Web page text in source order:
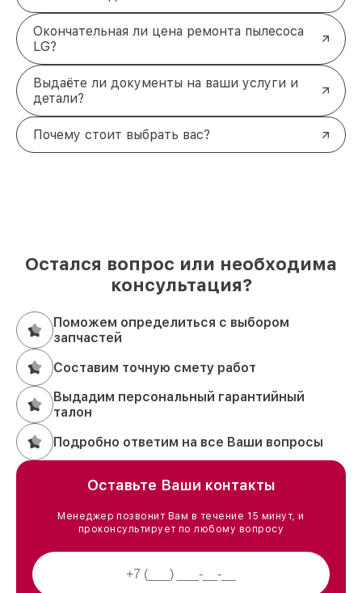
Окончательная ли цена ремонта пылесоса
LG?
Выдаёте ли документы на ваши услуги и
детали?
Почему стоит выбрать вас?
Остался вопрос или необходима
консультация?
Поможем определиться с выбором
запчастей
Составим точную смету работ
Выдадим персональный гарантийный
талон
Подробно ответим на все Ваши вопросы
Оставьте Ваши контакты
Менеджер позвонит Вам в течение 15 минут, и
проконсультирует по любому вопросу